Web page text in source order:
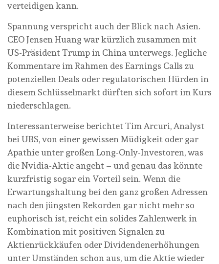
verteidigen kann.
Spannung verspricht auch der Blick nach Asien.
CEO Jensen Huang war kürzlich zusammen mit
US-Präsident Trump in China unterwegs. Jegliche
Kommentare im Rahmen des Earnings Calls zu
potenziellen Deals oder regulatorischen Hürden in
diesem Schlüsselmarkt dürften sich sofort im Kurs
niederschlagen.
Interessanterweise berichtet Tim Arcuri, Analyst
bei UBS, von einer gewissen Müdigkeit oder gar
Apathie unter großen Long-Only-Investoren, was
die Nvidia-Aktie angeht – und genau das könnte
kurzfristig sogar ein Vorteil sein. Wenn die
Erwartungshaltung bei den ganz großen Adressen
nach den jüngsten Rekorden gar nicht mehr so
euphorisch ist, reicht ein solides Zahlenwerk in
Kombination mit positiven Signalen zu
Aktienrückkäufen oder Dividendenerhöhungen
unter Umständen schon aus, um die Aktie wieder